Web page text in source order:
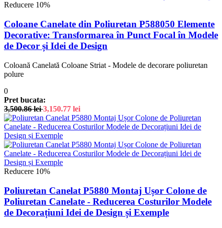
Reducere 10%
Coloane Canelate din Poliuretan P588050 Elemente
Decorative: Transformarea în Punct Focal în Modele
de Decor și Idei de Design
Coloană Canelată Coloane Striat - Modele de decorare poliuretan
polure
0
Pret bucata:
3,500.86lei 3,150.77 lei
Reducere 10%
Poliuretan Canelat P5880 Montaj Ușor Colone de
Poliuretan Canelate - Reducerea Costurilor Modele
de Decorațiuni Idei de Design și Exemple